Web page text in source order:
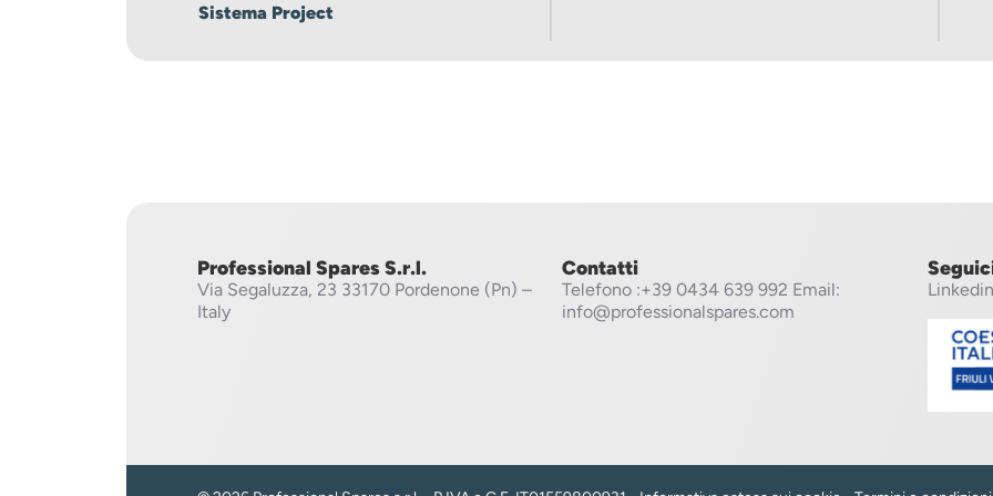
Sistema Project
Professional Spares S.r.l.
Via Segaluzza, 23 33170 Pordenone (Pn) –
Italy
Contatti
Telefono :+39 0434 639 992 Email:
info@professionalspares.com
Linkedin